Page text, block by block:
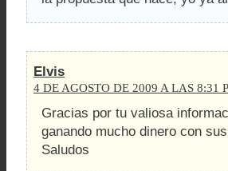
Elvis
4 DE AGOSTO DE 2009 A LAS 8:31
Gracias por tu valiosa
ganando mucho dinero con
Saludos